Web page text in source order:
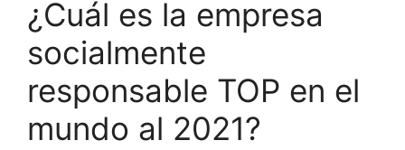
¿Cuál es la empresa
socialmente
responsable TOP en el
mundo al 2021?